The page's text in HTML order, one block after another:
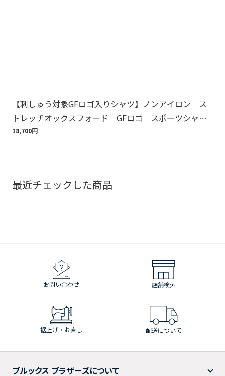
【刺しゅう対象GFロゴ入りシャツ】ノンアイロン ス
トレッチオックスフォード GFロゴ スポーツシャ
ツ Regular Fit
18,700円
最近チェックした商品
お問い合わせ 店舗検索
裾上げ・お直し 配送について
ブルックス ブラザーズについて